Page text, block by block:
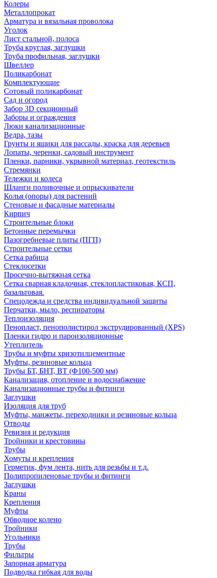
Колеры
Металлопрокат
Арматура и вязальная проволока
Уголок
Лист стальной, полоса
Труба круглая, заглушки
Труба профильная, заглушки
Швеллер
Поликарбонат
Комплектующие
Сотовый поликарбонат
Сад и огород
Забор 3D секционный
Заборы и ограждения
Люки канализационные
Ведра, тазы
Грунты и ящики для рассады, краска для деревьев
Лопаты, черенки, садовый инструмент
Пленки, парники, укрывной материал, геотекстиль
Стремянки
Тележки и колеса
Шланги поливочные и опрыскиватели
Колья (опоры) для растений
Стеновые и фасадные материалы
Кирпич
Строительные блоки
Бетонные перемычки
Пазогребневые плиты (ПГП)
Строительные сетки
Сетка рабица
Стеклосетки
Просечно-вытяжная сетка
Сетка сварная кладочная, стеклопластиковая, КСП,
базальтовая.
Спецодежда и средства индивидуальной защиты
Перчатки, мыло, респираторы
Теплоизоляция
Пенопласт, пенополистирол экструдированный (XPS)
Пленки гидро и пароизоляционные
Утеплитель
Трубы и муфты хризотилцементные
Муфты, резиновые кольца
Трубы БТ, БНТ, ВТ (Ф100-500 мм)
Канализация, отопление и водоснабжение
Канализационные трубы и фитинги
Заглушки
Изоляция для труб
Муфты, манжеты, переходники и резиновые кольца
Отводы
Ревизия и редукция
Тройники и крестовины
Трубы
Хомуты и крепления
Герметик, фум лента, нить для резьбы и т.д.
Полипропиленовые трубы и фитинги
Заглушки
Краны
Крепления
Муфты
Обводное колено
Тройники
Угольники
Трубы
Фильтры
Запорная арматура
Подводка гибкая для воды